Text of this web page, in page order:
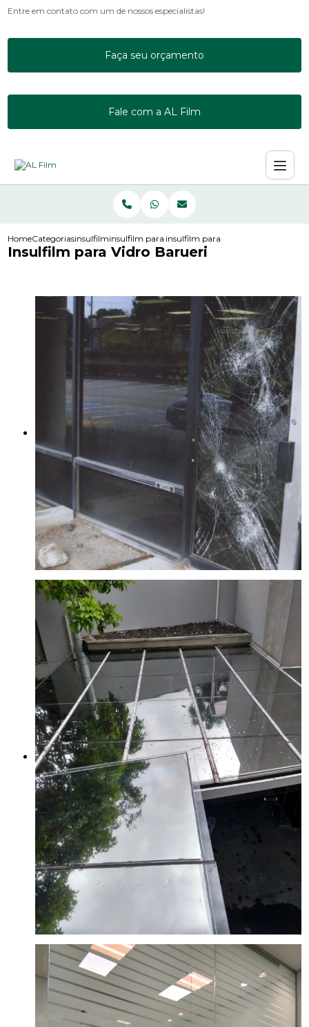
Entre em contato com um de nossos especialistas!
Faça seu orçamento
Fale com a AL Film
HomeCategoriasinsulfilminsulfilm para apartamento
insulfilm para vidro barueri
Insulfilm para Vidro Barueri